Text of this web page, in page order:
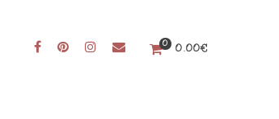
0 0.00€